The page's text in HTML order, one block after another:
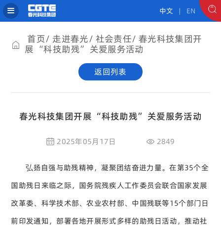
中文 | EN
首页 走进春光 社会责任
春光科技集团开
展 “科技助残” 关爱服务活动
返回列表
春光科技集团开展 “科技助残” 关爱服务活动
2025年05月17日 2849
弘扬自强与助残精神，凝聚团结奋进力量。在第35个全
国助残日来临之际，国务院残疾人工作委员会联合国家发展
改革委、科学技术部、农业农村部、中国残联等15个部门日
前印发通知，部署各地开展形式多样的助残日活动，推动社